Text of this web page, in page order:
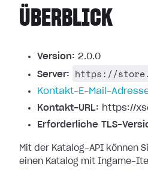
ÜBERBLICK
Version: 2.0.0
Server:
https://
Kontakt-E-Mail-
Kontakt-URL: https://
Erforderliche TLS-
Mit der Katalog-API können
einen Katalog mit Ingame-